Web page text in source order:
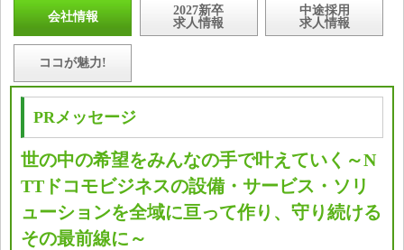
会社情報
2027新卒
求人情報
中途採用
求人情報
ココが魅力!
PRメッセージ
世の中の希望をみんなの手で叶えていく～N
TTドコモビジネスの設備・サービス・ソリ
ューションを全域に亘って作り、守り続ける
その最前線に～